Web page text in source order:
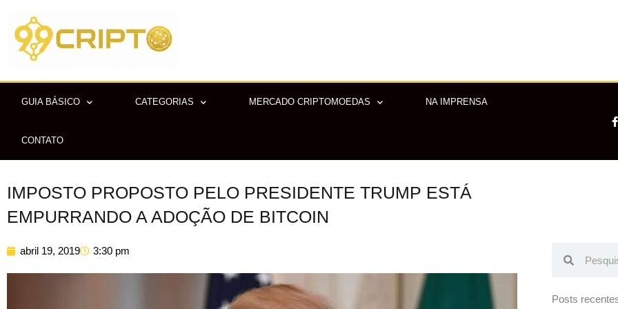
para
conteúdo
GUIA BÁSICO CATEGORIAS MERCADO CRIPTOMOEDAS NA IMPRENSA
CONTATO
F
a
IMPOSTO PROPOSTO PELO PRESIDENTE TRUMP ESTÁ
EMPURRANDO A ADOÇÃO DE BITCOIN
abril 19, 2019 3:30 pm
Posts